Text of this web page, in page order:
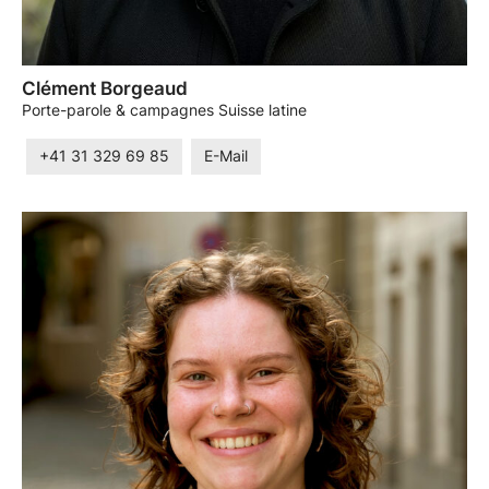
Clément Borgeaud
Porte-parole & campagnes Suisse latine
+41 31 329 69 85 E-Mail